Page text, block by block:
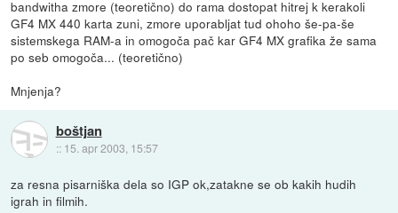
bandwitha zmore (teoretično) do rama dostopat hitrej k kerakoli
GF4 MX 440 karta zuni, zmore uporabljat tud ohoho še-pa-še
sistemskega RAM-a in omogoča pač kar GF4 MX grafika že sama
po seb omogoča... (teoretično)
Mnjenja?
boštjan
:: 15. apr 2003, 15:57
za resna pisarniška dela so IGP ok,zatakne se ob kakih hudih
igrah in filmih.